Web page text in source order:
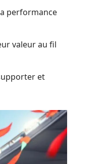
performance
valeur au fil
et